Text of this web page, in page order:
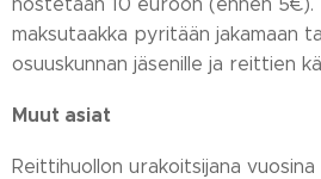
maksutaakka pyritään jakamaan
osuuskunnan jäsenille ja reittien
Muut asiat
Reittihuollon urakoitsijana